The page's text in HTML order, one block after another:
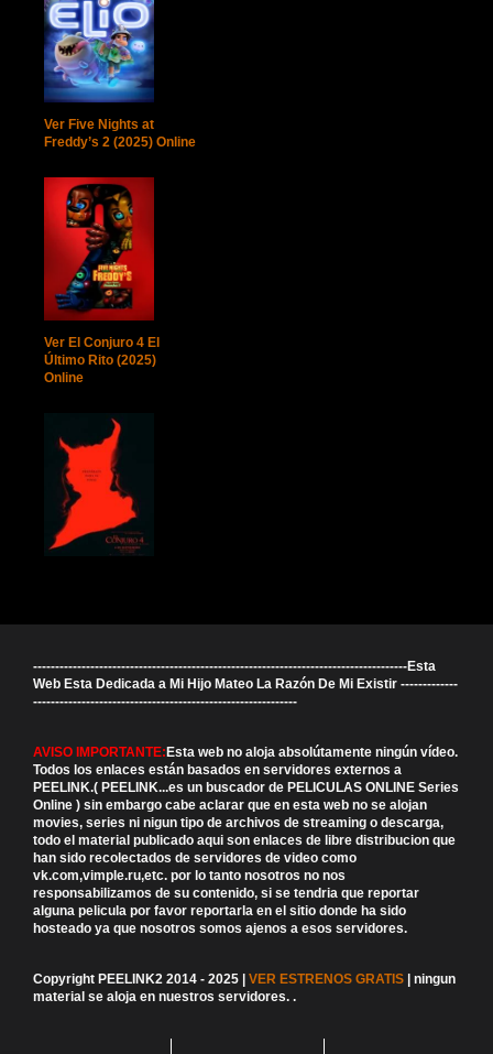
Ver Five Nights at
Freddy’s 2 (2025) Online
Ver El Conjuro 4 El
Último Rito (2025)
Online
-------------------------------------------------------------------------------------Esta
Web Esta Dedicada a Mi Hijo Mateo La Razón De Mi Existir -------------
------------------------------------------------------------
AVISO IMPORTANTE: Esta web no aloja absolútamente ningún vídeo.
Todos los enlaces están basados en servidores externos a
PEELINK.( PEELINK...es un buscador de PELICULAS ONLINE Series
Online ) sin embargo cabe aclarar que en esta web no se alojan
movies, series ni nigun tipo de archivos de streaming o descarga,
todo el material publicado aqui son enlaces de libre distribucion que
han sido recolectados de servidores de video como
vk.com,vimple.ru,etc. por lo tanto nosotros no nos
responsabilizamos de su contenido, si se tendria que reportar
alguna pelicula por favor reportarla en el sitio donde ha sido
hosteado ya que nosotros somos ajenos a esos servidores.
Copyright PEELINK2 2014 - 2025 | VER ESTRENOS GRATIS | ningun
material se aloja en nuestros servidores. .